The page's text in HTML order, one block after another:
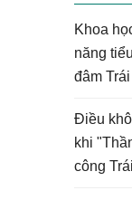
Khoa
năng
đâm
Điều
khi
công